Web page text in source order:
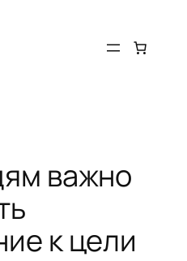
важно
к цели